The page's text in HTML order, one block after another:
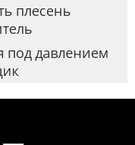
плесень
под давлением